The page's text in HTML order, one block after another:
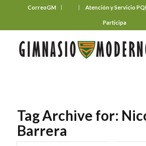
CorreoGM Atención y Servicio
Participa
Tag Archive for:
Barrera